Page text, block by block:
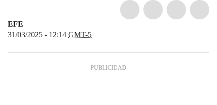
EFE
31/03/2025 - 12:14 GMT-5